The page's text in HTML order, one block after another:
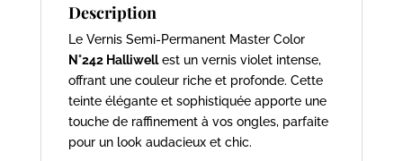
Description
Le Vernis Semi-Permanent Master Color
N°242 Halliwellest un vernis violet intense,
offrant une couleur riche et profonde. Cette
teinte élégante et sophistiquée apporte une
touche de raffinement à vos ongles, parfaite
pour un look audacieux et chic.